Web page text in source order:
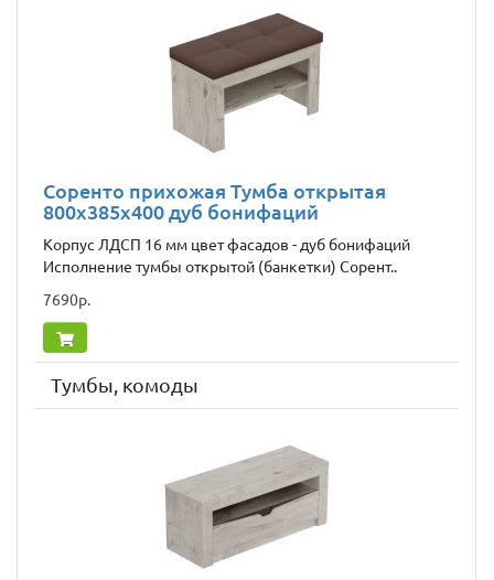
Соренто прихожая Тумба открытая
800x385x400 дуб бонифаций
Корпус ЛДСП 16 мм цвет фасадов - дуб бонифаций
Исполнение тумбы открытой (банкетки) Сорент..
7690р.
Тумбы, комоды